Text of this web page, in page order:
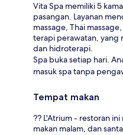
Vita Spa memiliki 5
pasangan. Layanan
massage, Thai
terapi perawatan, yang
dan hidroterapi.
Spa buka setiap hari.
masuk spa tanpa
Tempat makan
?? L'Atrium - restoran
makan malam, dan